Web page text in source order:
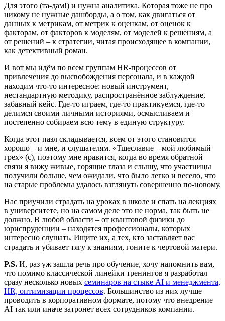
Для этого (та-дам!) и нужна аналитика. Которая тоже не про
никому не нужные дашборды, а о том, как двигаться от
данных к метрикам, от метрик к оценкам, от оценок к
факторам, от факторов к моделям, от моделей к решениям, а
от решений – к стратегии, читая происходящее в компании,
как детективный роман.
И вот мы идём по всем группам HR-процессов от
привлечения до высвобождения персонала, и в каждой
находим что-то интересное: новый инструмент,
нестандартную методику, распространённое заблуждение,
забавный кейс. Где-то играем, где-то практикуемся, где-то
делимся своими личными историями, осмысливаем и
постепенно собираем всю тему в единую структуру.
Когда этот пазл складывается, всем от этого становится
хорошо – и мне, и слушателям. «Тщеславие – мой любимый
грех» (с), поэтому мне нравится, когда во время обратной
связи я вижу живые, горящие глаза и слышу, что участницы
получили больше, чем ожидали, что было легко и весело, что
на старые проблемы удалось взглянуть совершенно по-новому.
Нас приучили страдать на уроках в школе и спать на лекциях
в университете, но на самом деле это не норма, так быть не
должно. В любой области – от квантовой физики до
юриспруденции – находятся профессионалы, которых
интересно слушать. Ищите их, а тех, кто заставляет вас
страдать и убивает тягу к знаниям, гоните к чертовой матери.
P.S. И, раз уж зашла речь про обучение, хочу напомнить вам,
что помимо классической линейки тренингов я разработал
сразу несколько новых семинаров на стыке AI и менеджмента,
HR, оптимизации процессов. Большинство из них лучше
проводить в корпоративном формате, потому что внедрение
AI так или иначе затронет всех сотрудников компании.